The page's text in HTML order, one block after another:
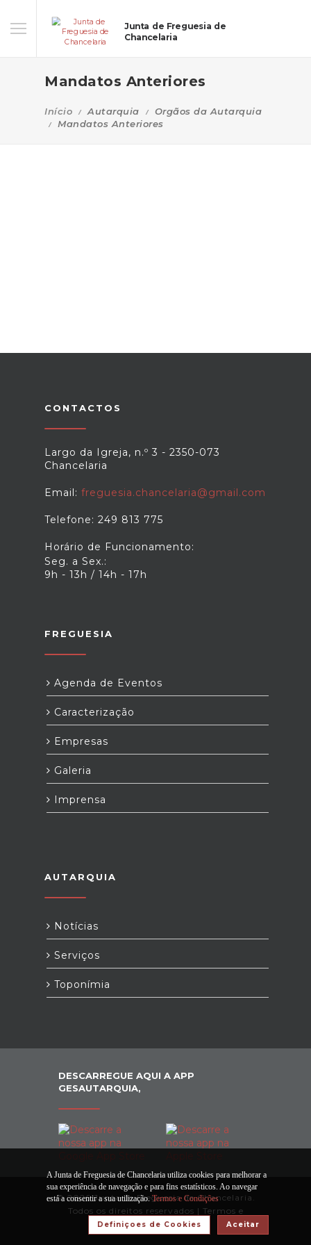
Junta de Freguesia de
Chancelaria
Mandatos Anteriores
Início Autarquia
Orgãos da Autarquia
Mandatos Anteriores
CONTACTOS
Largo da Igreja, n.º 3 - 2350-073
Chancelaria
Email: freguesia.chancelaria@gmail.com
Telefone: 249 813 775
Horário de Funcionamento:
Seg. a Sex.:
9h - 13h / 14h - 17h
FREGUESIA
Agenda de Eventos
Caracterização
Empresas
Galeria
Imprensa
AUTARQUIA
Notícias
Serviços
Toponímia
DESCARREGUE AQUI A APP
GESAUTARQUIA,
© 2026 Junta de Freguesia de Chancelaria.
Todos os direitos reservados | Termos e
Condições
A Junta de Freguesia de Chancelaria utiliza cookies para melhorar a
sua experiência de navegação e para fins estatísticos. Ao navegar
está a consentir a sua utilização.Termos e Condições
Aceitar
Definiçoes de Cookies